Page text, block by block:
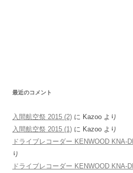
最近のコメント
入間航空祭 2015 (2) に Kazoo より
入間航空祭 2015 (1) に Kazoo より
ドライブレコーダー KENWOOD KNA-
り
ドライブレコーダー KENWOOD KNA-